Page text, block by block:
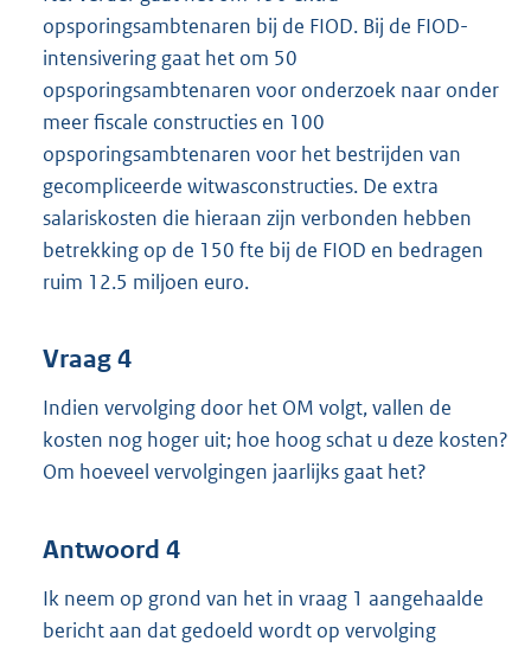
opsporingsambtenaren bij de FIOD. Bij de FIOD-
intensivering gaat het om 50
opsporingsambtenaren voor onderzoek naar onder
meer fiscale constructies en 100
opsporingsambtenaren voor het bestrijden van
gecompliceerde witwasconstructies. De extra
salariskosten die hieraan zijn verbonden hebben
betrekking op de 150 fte bij de FIOD en bedragen
ruim 12.5 miljoen euro.
Vraag 4
Indien vervolging door het OM volgt, vallen de
kosten nog hoger uit; hoe hoog schat u deze kosten?
Om hoeveel vervolgingen jaarlijks gaat het?
Antwoord 4
Ik neem op grond van het in vraag 1 aangehaalde
bericht aan dat gedoeld wordt op vervolging